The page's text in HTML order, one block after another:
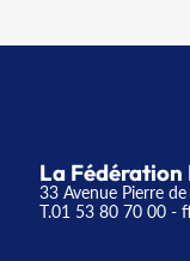
La
33 Avenue Pierre
T.01 53 80 70 00 -